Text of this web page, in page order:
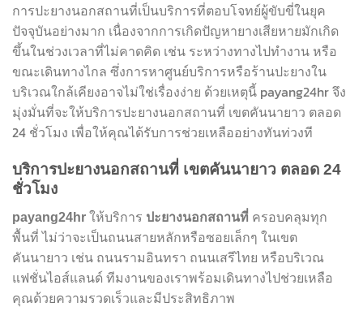
การปะยางนอกสถานที่เป็นบริการที่ตอบโจทย์ผู้ขับขี่ในยุค
ปัจจุบันอย่างมาก เนื่องจากการเกิดปัญหายางเสียหายมักเกิด
ขึ้นในช่วงเวลาที่ไม่คาดคิด เช่น ระหว่างทางไปทำงาน หรือ
ขณะเดินทางไกล ซึ่งการหาศูนย์บริการหรือร้านปะยางใน
บริเวณใกล้เคียงอาจไม่ใช่เรื่องง่าย ด้วยเหตุนี้ payang24hr จึง
มุ่งมั่นที่จะให้บริการปะยางนอกสถานที่ เขตคันนายาว ตลอด
24 ชั่วโมง เพื่อให้คุณได้รับการช่วยเหลืออย่างทันท่วงที
บริการปะยางนอกสถานที่ เขตคันนายาว ตลอด 24
ชั่วโมง
payang24hr ให้บริการ ปะยางนอกสถานที่ ครอบคลุมทุก
พื้นที่ ไม่ว่าจะเป็นถนนสายหลักหรือซอยเล็กๆ ในเขต
คันนายาว เช่น ถนนรามอินทรา ถนนเสรีไทย หรือบริเวณ
แฟชั่นไอส์แลนด์ ทีมงานของเราพร้อมเดินทางไปช่วยเหลือ
คุณด้วยความรวดเร็วและมีประสิทธิภาพ